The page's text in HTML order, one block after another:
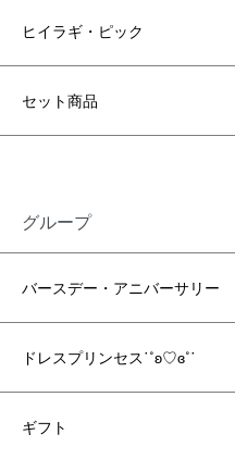
ヒイラギ・ピック
セット商品
グループ
バースデー・アニバーサリー
ドレスプリンセス˙˚ʚ♡ɞ˚˙
ギフト